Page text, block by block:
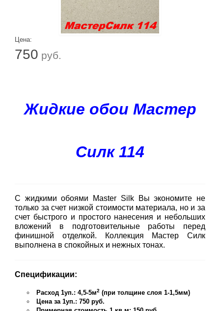
Цена:
750 руб.
Жидкие обои Мастер
Силк 114
С жидкими обоями Master Silk Вы экономите не
только за счет низкой стоимости материала, но и за
счет быстрого и простого нанесения и небольших
вложений в подготовительные работы перед
финишной отделкой. Коллекция Мастер Силк
выполнена в спокойных и нежных тонах.
Спецификации:
Расход 1уп.: 4,5-5м2 (при толщине слоя 1-1,5мм)
Цена за 1уп.: 750 руб.